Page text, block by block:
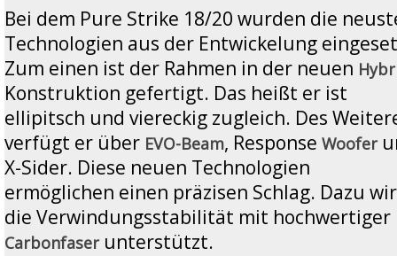
Bei dem Pure Strike 18/20 wurden die
Technologien aus der Entwickelung
Zum einen ist der Rahmen in der neuen
Konstruktion gefertigt. Das heißt er ist
ellipitsch und viereckig zugleich. Des
verfügt er über EVO-Beam, Response Woofer
X-Sider. Diese neuen Technologien
ermöglichen einen präzisen Schlag. Dazu
die Verwindungsstabilität mit hochwertiger
Carbonfaser unterstützt.